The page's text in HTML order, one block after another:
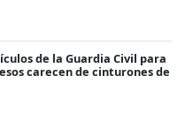
de la Guardia Civil para
carecen de cinturones de